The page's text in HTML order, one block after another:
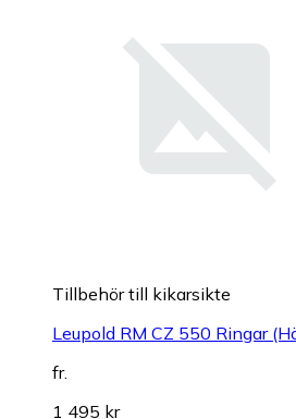
Tillbehör till kikarsikte
Leupold RM CZ 550 Ringar
fr.
1 495 kr